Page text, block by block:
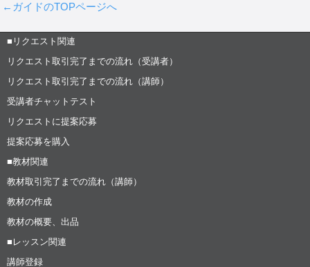
←ガイドのTOPページへ
■リクエスト関連
リクエスト取引完了までの流れ（受講者）
リクエスト取引完了までの流れ（講師）
受講者チャットテスト
リクエストに提案応募
提案応募を購入
■教材関連
教材取引完了までの流れ（講師）
教材の作成
教材の概要、出品
■レッスン関連
講師登録